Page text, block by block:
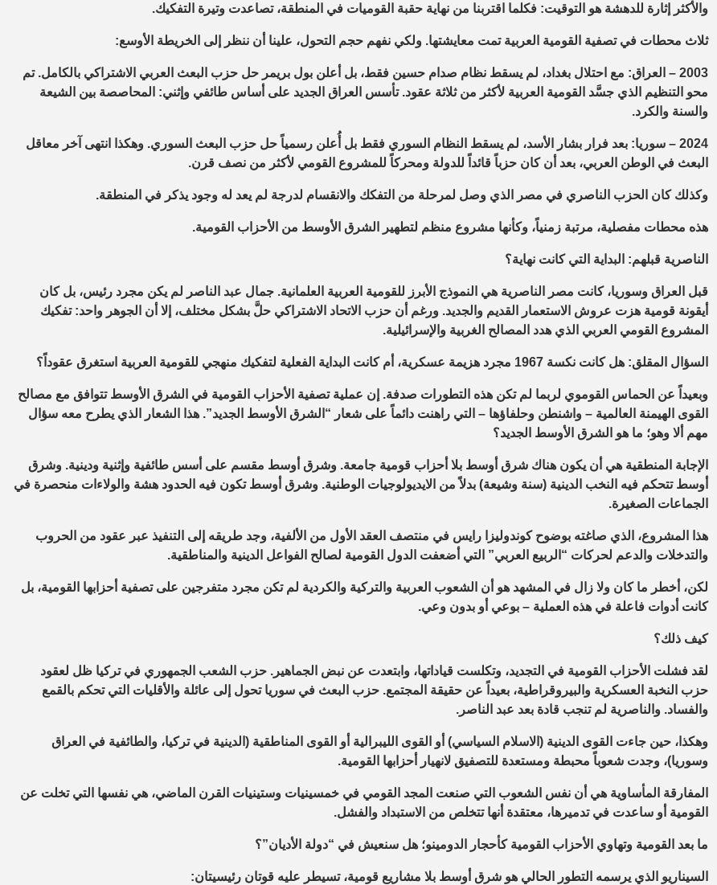
والأكثر إثارة للدهشة هو التوقيت: فكلما اقتربنا من نهاية حقبة القوميات في المنطقة، تصاعدت وتيرة التفكيك.
ثلاث محطات في تصفية القومية العربية تمت معايشتها. ولكي نفهم حجم التحول، علينا أن ننظر إلى الخريطة الأوسع:
2003 – العراق: مع احتلال بغداد، لم يسقط نظام صدام حسين فقط، بل أعلن بول بريمر حل حزب البعث العربي الاشتراكي بالكامل. تم
محو التنظيم الذي جسَّد القومية العربية لأكثر من ثلاثة عقود. تأسس العراق الجديد على أساس طائفي وإثني: المحاصصة بين الشيعة
والسنة والكرد.
2024 – سوريا: بعد فرار بشار الأسد، لم يسقط النظام السوري فقط بل أُعلن رسمياً حل حزب البعث السوري. وهكذا انتهى آخر معاقل
البعث في الوطن العربي، بعد أن كان حزباً قائداً للدولة ومحركاً للمشروع القومي لأكثر من نصف قرن.
وكذلك كان الحزب الناصري في مصر الذي وصل لمرحلة من التفكك والانقسام لدرجة لم يعد له وجود يذكر في المنطقة.
هذه محطات مفصلية، مرتبة زمنياً، وكأنها مشروع منظم لتطهير الشرق الأوسط من الأحزاب القومية.
الناصرية قبلهم: البداية التي كانت نهاية؟
قبل العراق وسوريا، كانت مصر الناصرية هي النموذج الأبرز للقومية العربية العلمانية. جمال عبد الناصر لم يكن مجرد رئيس، بل كان
أيقونة قومية هزت عروش الاستعمار القديم والجديد. ورغم أن حزب الاتحاد الاشتراكي حلَّ بشكل مختلف، إلا أن الجوهر واحد: تفكيك
المشروع القومي العربي الذي هدد المصالح الغربية والإسرائيلية.
السؤال المقلق: هل كانت نكسة 1967 مجرد هزيمة عسكرية، أم كانت البداية الفعلية لتفكيك منهجي للقومية العربية استغرق عقوداً؟
وبعيداً عن الحماس القوموي لربما لم تكن هذه التطورات صدفة. إن عملية تصفية الأحزاب القومية في الشرق الأوسط تتوافق مع مصالح
القوى الهيمنة العالمية – واشنطن وحلفاؤها – التي راهنت دائماً على شعار “الشرق الأوسط الجديد”. هذا الشعار الذي يطرح معه سؤال
مهم ألا وهو؛ ما هو الشرق الأوسط الجديد؟
الإجابة المنطقية هي أن يكون هناك شرق أوسط بلا أحزاب قومية جامعة. وشرق أوسط مقسم على أسس طائفية وإثنية ودينية. وشرق
أوسط تتحكم فيه النخب الدينية (سنة وشيعة) بدلاً من الايديولوجيات الوطنية. وشرق أوسط تكون فيه الحدود هشة والولاءات منحصرة في
الجماعات الصغيرة.
هذا المشروع، الذي صاغته بوضوح كوندوليزا رايس في منتصف العقد الأول من الألفية، وجد طريقه إلى التنفيذ عبر عقود من الحروب
والتدخلات والدعم لحركات “الربيع العربي” التي أضعفت الدول القومية لصالح الفواعل الدينية والمناطقية.
لكن، أخطر ماكان ولا زال في المشهد هو أن الشعوب العربية والتركية والكردية لم تكن مجرد متفرجين على تصفية أحزابها القومية، بل
كانت أدوات فاعلة في هذه العملية – بوعي أو بدون وعي.
كيف ذلك؟
لقد فشلت الأحزاب القومية في التجديد، وتكلست قياداتها، وابتعدت عن نبض الجماهير. حزب الشعب الجمهوري في تركيا ظل لعقود
حزب النخبة العسكرية والبيروقراطية، بعيداً عن حقيقة المجتمع. حزب البعث في سوريا تحول إلى عائلة والأقليات التي تحكم بالقمع
والفساد. والناصرية لم تنجب قادة بعد عبد الناصر.
وهكذا، حين جاءت القوى الدينية (الاسلام السياسي) أو القوى الليبرالية أو القوى المناطقية (الدينية في تركيا، والطائفية في العراق
وسوريا)، وجدت شعوباً محبطة ومستعدة للتصفيق لانهيار أحزابها القومية.
المفارقة المأساوية هي أن نفس الشعوب التي صنعت المجد القومي في خمسينيات وستينيات القرن الماضي، هي نفسها التي تخلت عن
القومية أو ساعدت في تدميرها، معتقدة أنها تتخلص من الاستبداد والفشل.
ما بعد القومية وتهاوي الأحزاب القومية كأحجار الدومينو؛ هل سنعيش في “دولة الأديان”؟
السيناريو الذي يرسمه التطور الحالي هو شرق أوسط بلا مشاريع قومية، تسيطر عليه قوتان رئيسيتان: